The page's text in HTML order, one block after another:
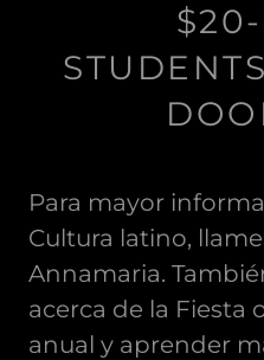
Para mayor
Cultura latino, llame
Annamaria.
acerca de la Fiesta
anual y aprender